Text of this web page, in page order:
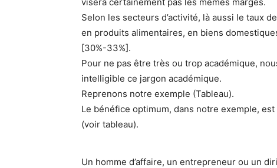
Selon les secteurs d’activité, là aussi le taux
en produits alimentaires, en biens
[30%-33%].
Pour ne pas être très ou trop académique,
intelligible ce jargon académique.
Reprenons notre exemple (Tableau).
Le bénéfice optimum, dans notre exemple,
(voir tableau).
Un homme d’affaire, un entrepreneur ou un